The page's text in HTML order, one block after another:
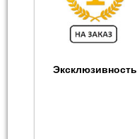
Эксклюзивность